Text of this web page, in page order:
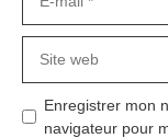
mail
web
Enregistrer mon
navigateur pour